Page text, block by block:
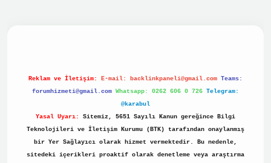
Reklam ve İletişim: E-mail: backlinkpaneli@gmail.com Teams:
forumhizmeti@gmail.com Whatsapp: 0262 606 0 726 Telegram:
@karabul
Yasal Uyarı:
Sitemiz, 5651 Sayılı Kanun gereğince Bilgi
Teknolojileri ve İletişim Kurumu (BTK) tarafından onaylanmış
bir Yer Sağlayıcı olarak hizmet vermektedir. Bu nedenle,
sitedeki içerikleri proaktif olarak denetleme veya araştırma